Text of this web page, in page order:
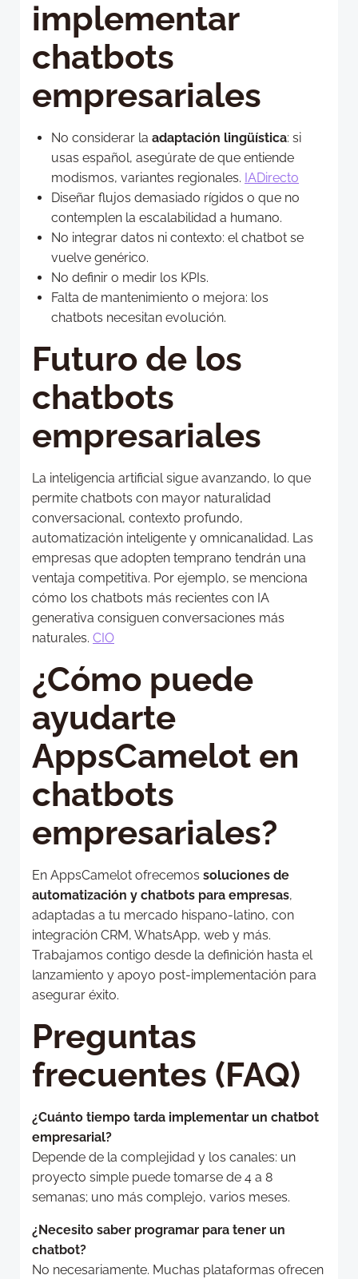
implementar
chatbots
empresariales
No considerar la adaptación lingüística: si
usas español, asegúrate de que entiende
modismos, variantes regionales. IADirecto
Diseñar flujos demasiado rígidos o que no
contemplen la escalabilidad a humano.
No integrar datos ni contexto: el chatbot se
vuelve genérico.
No definir o medir los KPIs.
Falta de mantenimiento o mejora: los
chatbots necesitan evolución.
Futuro de los
chatbots
empresariales
La inteligencia artificial sigue avanzando, lo que
permite chatbots con mayor naturalidad
conversacional, contexto profundo,
automatización inteligente y omnicanalidad. Las
empresas que adopten temprano tendrán una
ventaja competitiva. Por ejemplo, se menciona
cómo los chatbots más recientes con IA
generativa consiguen conversaciones más
naturales. CIO
¿Cómo puede
ayudarte
AppsCamelot en
chatbots
empresariales?
En AppsCamelot ofrecemos soluciones de
automatización y chatbots para empresas,
adaptadas a tu mercado hispano-latino, con
integración CRM, WhatsApp, web y más.
Trabajamos contigo desde la definición hasta el
lanzamiento y apoyo post-implementación para
asegurar éxito.
Preguntas
frecuentes (FAQ)
¿Cuánto tiempo tarda implementar un chatbot
empresarial?
Depende de la complejidad y los canales: un
proyecto simple puede tomarse de 4 a 8
semanas; uno más complejo, varios meses.
¿Necesito saber programar para tener un
chatbot?
No necesariamente. Muchas plataformas ofrecen